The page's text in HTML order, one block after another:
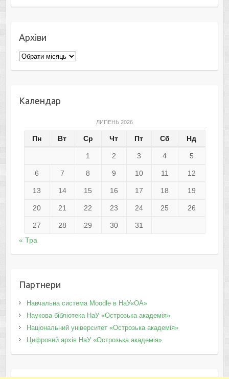
Архіви
Архіви
Календар
ЛИПЕНЬ 2026
Пн Вт Ср Чт Пт Сб Нд
1 2 3 4 5
6 7 8 9 10 11 12
13 14 15 16 17 18 19
20 21 22 23 24 25 26
27 28 29 30
31
« Тра
Партнери
Навчальна система Moodle в НаУ«ОА»
Наукова бібліотека НаУ «Острозька академія»
Національний університет «Острозька академія»
Цифровий архів НаУ «Острозька академія»